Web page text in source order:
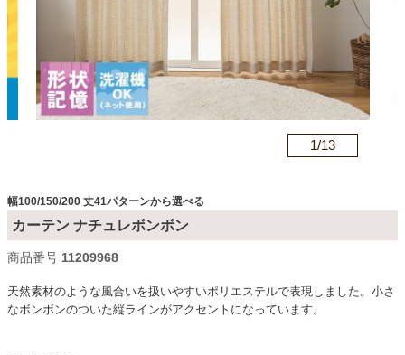
ソファ
ダイニングテーブル・セット
椅子・チェア
1/13
幅100/150/200 丈41パターンから選べる
カーテン ナチュレボンボン
商品番号 c11209968
天然素材のような風合いを扱いやすいポリエステルで表現しました。小さ
なボンボンのついた縦ラインがアクセントになっています。